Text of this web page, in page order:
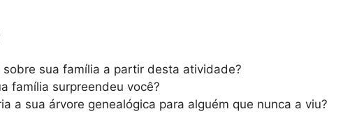
sobre sua família a partir desta atividade?
família surpreendeu você?
a sua árvore genealógica para alguém que nunca a viu?